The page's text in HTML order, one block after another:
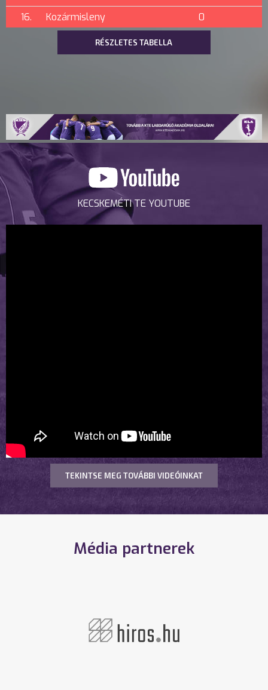
16.
Kozármisleny 0
RÉSZLETES TABELLA
KECSKEMÉTI TE YOUTUBE
TEKINTSE MEG TOVÁBBI VIDEÓINKAT
Média partnerek